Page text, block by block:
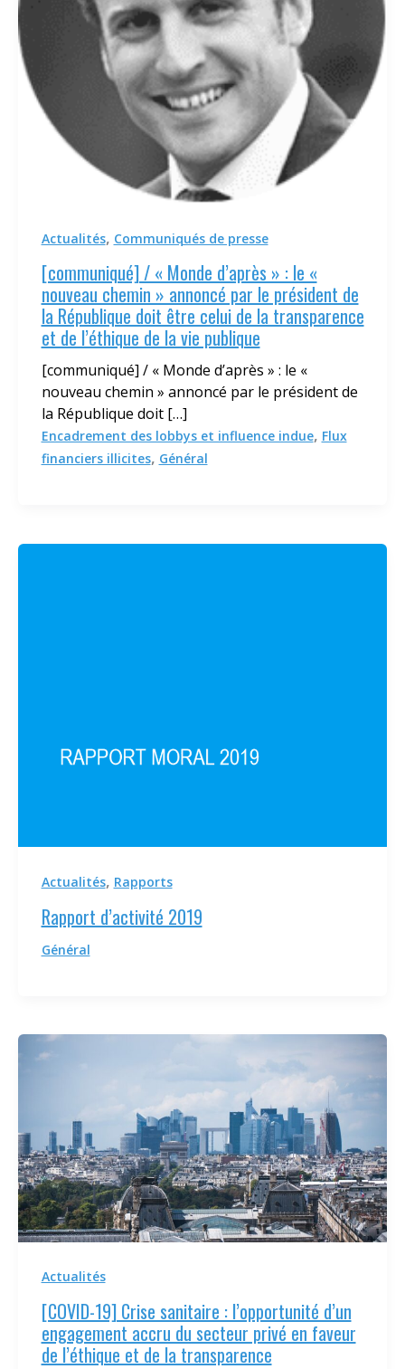
Actualités, Communiqués de presse
[communiqué] / « Monde d’après » : le «
nouveau chemin » annoncé par le président de
la République doit être celui de la transparence
et de l’éthique de la vie publique
[communiqué] / « Monde d’après » : le «
nouveau chemin » annoncé par le président de
la République doit […]
Encadrement des lobbys et influence indue, Flux
financiers illicites, Général
Actualités, Rapports
Rapport d’activité 2019
Général
Actualités
[COVID-19] Crise sanitaire : l’opportunité d’un
engagement accru du secteur privé en faveur
de l’éthique et de la transparence